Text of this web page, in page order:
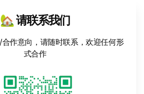
🏡 请联系我们
作意向，请随时联系，欢迎任何形
式合作